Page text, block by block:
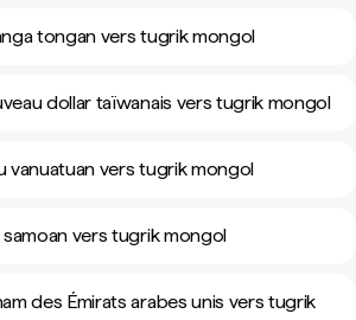
tongan vers tugrik mongol
dollar taïwanais vers tugrik mongol
vanuatuan vers tugrik mongol
samoan vers tugrik mongol
des Émirats arabes unis vers tugrik